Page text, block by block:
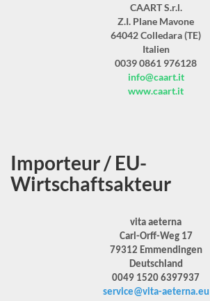
CAART S.r.l.
Z.I. Plane Mavone
64042 Colledara (TE)
Italien
0039 0861 976128
info@caart.it
www.caart.it
Importeur / EU-
Wirtschaftsakteur
vita aeterna
Carl-Orff-Weg 17
79312 Emmendingen
Deutschland
0049 1520 6397937
service@vita-aeterna.eu